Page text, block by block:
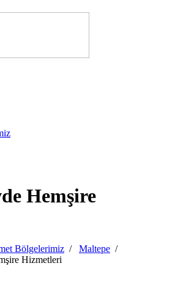
Hemşire
Bölgelerimiz / Maltepe /
Hizmetleri